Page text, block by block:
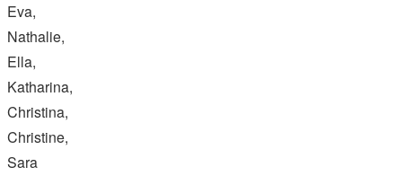
Eva,
Nathalie,
Ella,
Katharina,
Christina,
Christine,
Sara